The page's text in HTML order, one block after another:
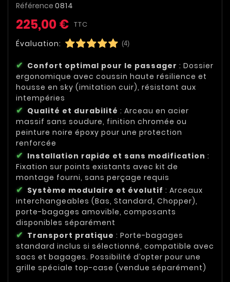
Référence 0814
225,00 € TTC
Évaluation: (4)
Confort optimal pour le passager : Dossier
ergonomique avec coussin haute résilience et
housse en sky (imitation cuir), résistant aux
intempéries
Qualité et durabilité : Arceau en acier
massif sans soudure, finition chromée ou
peinture noire époxy pour une protection
renforcée
Installation rapide et sans modification :
Fixation sur points existants avec kit de
montage fourni, sans perçage requis
Système modulaire et évolutif : Arceaux
interchangeables (Bas, Standard, Chopper),
porte-bagages amovible, composants
disponibles séparément
Transport pratique : Porte-bagages
standard inclus si sélectionné, compatible avec
sacs et bagages. Possibilité d’opter pour une
grille spéciale top-case (vendue séparément)